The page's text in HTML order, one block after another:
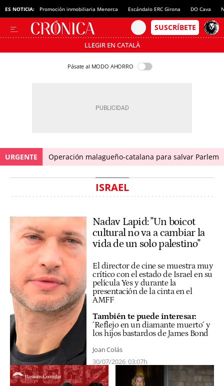
ES NOTICIA: Promoción inmobiliaria Menorca Escándalo ERC Girona DO Cava
LLEGIR EN CATALÀ
Pásate al MODO AHORRO
URGENTE Operación malagueño-catalana para salvar Parlem
ISRAEL
Nadav Lapid: "Un boicot
cultural no va a cambiar la
vida de un solo palestino"
El director de cine se muestra muy
crítico con el estado de Israel en su
película Yes y durante la
presentación de la cinta en el
AMFF
También te puede interesar:
´Reflejo en un diamante muerto´ y
los hijos bastardos de James Bond
Joan Colás
30/07/2026 03:07h